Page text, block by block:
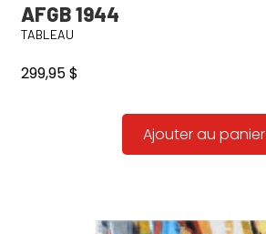
AFGB 1944
TABLEAU
299,95$
Ajouter au panier